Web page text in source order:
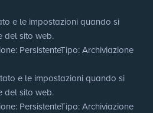
e le impostazioni quando si
del sito web.
: PersistenteTipo: Archiviazione
e le impostazioni quando si
del sito web.
: PersistenteTipo: Archiviazione